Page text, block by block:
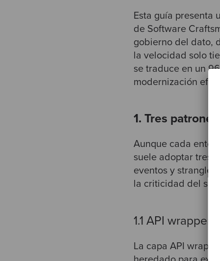
Esta guía presenta
de Software
gobierno del dato,
la velocidad solo
se traduce en un
modernización
1. Tres
Aunque cada
suele adoptar tres
eventos y
la criticidad del
1.1 API
La capa API